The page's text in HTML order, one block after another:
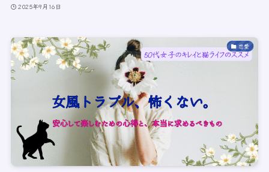
2025年9月16日
恋愛